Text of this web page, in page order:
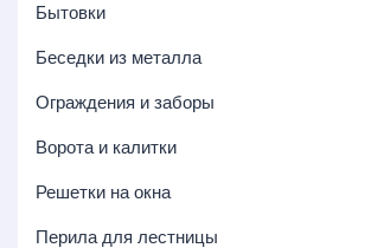
Бытовки
Беседки из металла
Ограждения и заборы
Ворота и калитки
Решетки на окна
Перила для лестницы